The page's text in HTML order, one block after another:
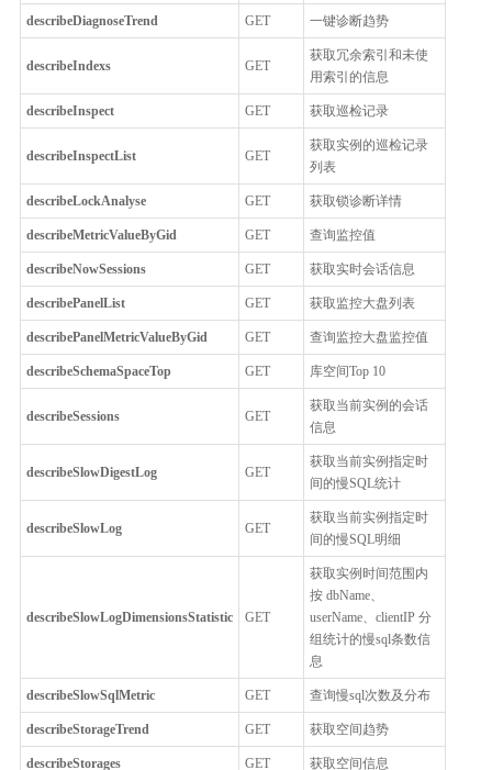
describeDiagnoseTrend GET 一键诊断趋势
describeIndexs GET
获取冗余索引和未使
用索引的信息
describeInspect GET 获取巡检记录
describeInspectList GET
获取实例的巡检记录
列表
describeLockAnalyse GET 获取锁诊断详情
describeMetricValueByGid GET 查询监控值
describeNowSessions GET 获取实时会话信息
describePanelList GET 获取监控大盘列表
describePanelMetricValueByGid GET 查询监控大盘监控值
describeSchemaSpaceTop GET 库空间Top 10
describeSessions GET
获取当前实例的会话
信息
describeSlowDigestLog GET
获取当前实例指定时
间的慢SQL统计
describeSlowLog GET
获取当前实例指定时
间的慢SQL明细
describeSlowLogDimensionsStatistic GET
获取实例时间范围内
按 dbName、
userName、clientIP 分
组统计的慢sql条数信
息
describeSlowSqlMetric GET 查询慢sql次数及分布
describeStorageTrend GET 获取空间趋势
describeStorages GET 获取空间信息